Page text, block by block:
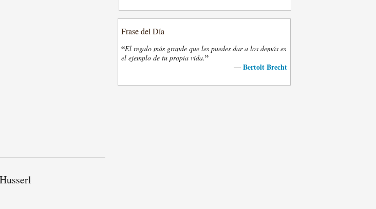
Frase del Día
“El regalo más grande que les puedes dar a los demás es
el ejemplo de tu propia vida.”
— Bertolt Brecht